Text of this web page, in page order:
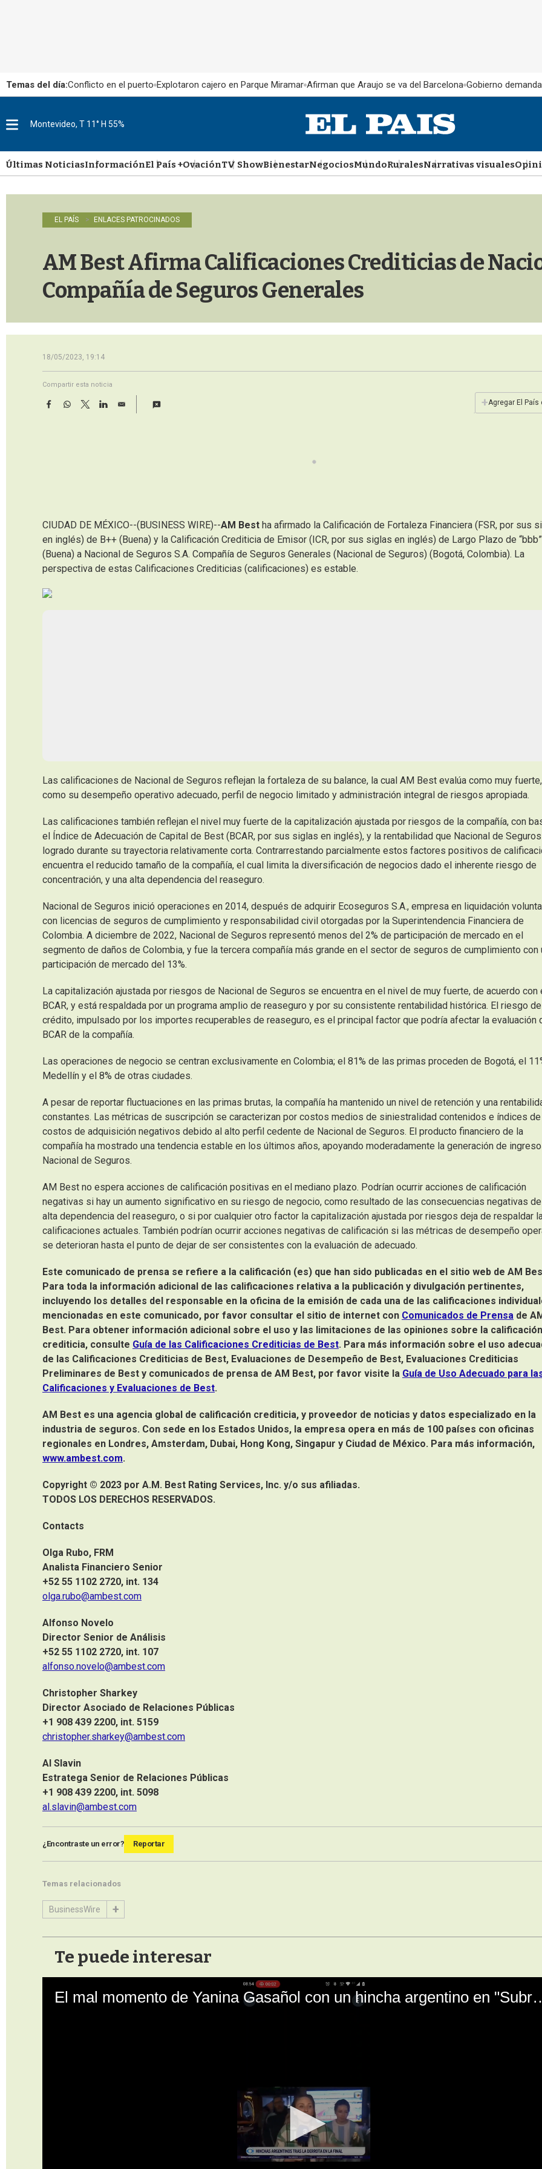
Temas del día:Conflicto en el puerto Explotaron cajero en Parque Miramar Afirman que Araujo se va del Barcelona Gobierno
u
Montevideo, T 11° H 55%
Últimas NoticiasInformaciónEl País +OvaciónTV ShowBienestarNegociosMundoRuralesNarrativas visuales
EL PAÍS ENLACES PATROCINADOS
AM Best Afirma Calificaciones Crediticias de
Compañía de Seguros Generales
18/05/2023, 19:14
Compartir esta noticia
F
W
T
w
L
E
+Agregar El País
CIUDAD DE MÉXICO--(BUSINESS WIRE)--AM Best ha afirmado la Calificación de Fortaleza Financiera (FSR, por sus
en inglés) de B++ (Buena) y la Calificación Crediticia de Emisor (ICR, por sus siglas en inglés) de Largo Plazo de “bbb”
(Buena) a Nacional de Seguros S.A. Compañía de Seguros Generales (Nacional de Seguros) (Bogotá, Colombia). La
perspectiva de estas Calificaciones Crediticias (calificaciones) es estable.
Las calificaciones de Nacional de Seguros reflejan la fortaleza de su balance, la cual AM Best evalúa como muy
como su desempeño operativo adecuado, perfil de negocio limitado y administración integral de riesgos apropiada.
Las calificaciones también reflejan el nivel muy fuerte de la capitalización ajustada por riesgos de la compañía, con
el Índice de Adecuación de Capital de Best (BCAR, por sus siglas en inglés), y la rentabilidad que Nacional de
logrado durante su trayectoria relativamente corta. Contrarrestando parcialmente estos factores positivos de
encuentra el reducido tamaño de la compañía, el cual limita la diversificación de negocios dado el inherente riesgo de
concentración, y una alta dependencia del reaseguro.
Nacional de Seguros inició operaciones en 2014, después de adquirir Ecoseguros S.A., empresa en liquidación
con licencias de seguros de cumplimiento y responsabilidad civil otorgadas por la Superintendencia Financiera de
Colombia. A diciembre de 2022, Nacional de Seguros representó menos del 2% de participación de mercado en el
segmento de daños de Colombia, y fue la tercera compañía más grande en el sector de seguros de cumplimiento con
participación de mercado del 13%.
La capitalización ajustada por riesgos de Nacional de Seguros se encuentra en el nivel de muy fuerte, de acuerdo con
BCAR, y está respaldada por un programa amplio de reaseguro y por su consistente rentabilidad histórica. El riesgo de
crédito, impulsado por los importes recuperables de reaseguro, es el principal factor que podría afectar la evaluación
BCAR de la compañía.
Las operaciones de negocio se centran exclusivamente en Colombia; el 81% de las primas proceden de Bogotá, el
Medellín y el 8% de otras ciudades.
A pesar de reportar fluctuaciones en las primas brutas, la compañía ha mantenido un nivel de retención y una
constantes. Las métricas de suscripción se caracterizan por costos medios de siniestralidad contenidos e índices de
costos de adquisición negativos debido al alto perfil cedente de Nacional de Seguros. El producto financiero de la
compañía ha mostrado una tendencia estable en los últimos años, apoyando moderadamente la generación de
Nacional de Seguros.
AM Best no espera acciones de calificación positivas en el mediano plazo. Podrían ocurrir acciones de calificación
negativas si hay un aumento significativo en su riesgo de negocio, como resultado de las consecuencias negativas
alta dependencia del reaseguro, o si por cualquier otro factor la capitalización ajustada por riesgos deja de respaldar
calificaciones actuales. También podrían ocurrir acciones negativas de calificación si las métricas de desempeño
se deterioran hasta el punto de dejar de ser consistentes con la evaluación de adecuado.
Este comunicado de prensa se ​​refiere a la calificación (es) que han sido publicadas en el sitio web de AM
Para toda la información adicional de las calificaciones relativa a la publicación y divulgación pertinentes,
incluyendo los detalles del responsable en la oficina de la emisión de cada una de las calificaciones
mencionadas en este comunicado, por favor consultar el sitio de internet con Comunicados de Prensa de
Best. Para obtener información adicional sobre el uso y las limitaciones de las opiniones sobre la calificación
crediticia, consulte Guía de las Calificaciones Crediticias de Best. Para más información sobre el uso
de las Calificaciones Crediticias de Best, Evaluaciones de Desempeño de Best, Evaluaciones Crediticias
Preliminares de Best y comunicados de prensa de AM Best, por favor visite la Guía de Uso Adecuado para
Calificaciones y Evaluaciones de Best.
AM Best es una agencia global de calificación crediticia, y proveedor de noticias y datos especializado en la
industria de seguros. Con sede en los Estados Unidos, la empresa opera en más de 100 países con oficinas
regionales en Londres, Amsterdam, Dubai, Hong Kong, Singapur y Ciudad de México. Para más información,
www.ambest.com.
Copyright © 2023 por A.M. Best Rating Services, Inc. y/o sus afiliadas.
TODOS LOS DERECHOS RESERVADOS.
Contacts
Olga Rubo, FRM
Analista Financiero Senior
+52 55 1102 2720, int. 134
olga.rubo@ambest.com
Alfonso Novelo
Director Senior de Análisis
+52 55 1102 2720, int. 107
alfonso.novelo@ambest.com
Christopher Sharkey
Director Asociado de Relaciones Públicas
+1 908 439 2200, int. 5159
christopher.sharkey@ambest.com
Al Slavin
Estratega Senior de Relaciones Públicas
+1 908 439 2200, int. 5098
al.slavin@ambest.com
¿Encontraste un error? Reportar
Temas relacionados
BusinessWire
Te puede interesar
El mal momento de Yanina